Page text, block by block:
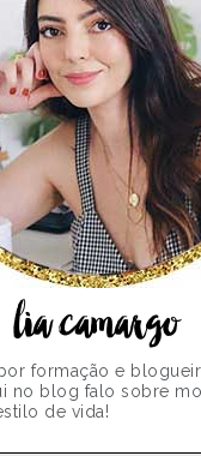
lia camargo
formação e
no blog falo sobre
de vida!